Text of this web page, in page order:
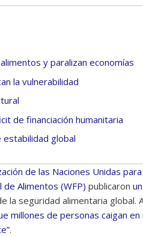
y paralizan economías
la vulnerabilidad
de financiación humanitaria
estabilidad global
de las Naciones Unidas
de Alimentos (WFP) publicaron
la seguridad alimentaria global.
millones de personas caigan
.